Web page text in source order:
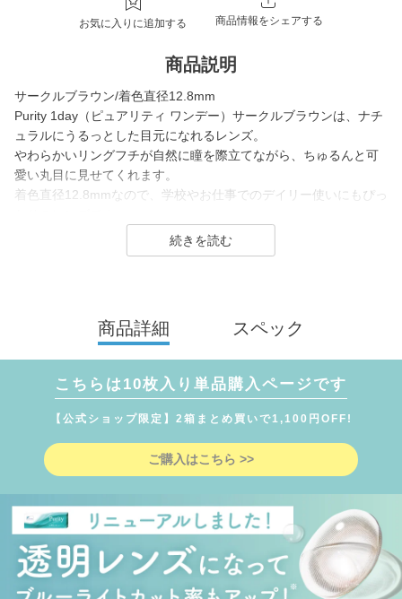
お気に入りに追加する 商品情報をシェアする
商品説明
サークルブラウン/着色直径12.8mm
Purity 1day（ピュアリティ ワンデー）サークルブラウンは、ナチ
ュラルにうるっとした目元になれるレンズ。
やわらかいリングフチが自然に瞳を際立てながら、ちゅるんと可
愛い丸目に見せてくれます。
着色直径12.8mmなので、学校やお仕事でのデイリー使いにもぴっ
Purity 1day（ピュアリティ ワンデー）は川津明日香さんがイメー
スマホやパソコンで疲れた瞳をケアしてくれるクリアレンズ・サ
ズは普段使いにぴったり。
年齢層や性別を問わず幅広くお使いいただけるラインナップで
商品詳細 スペック
こちらは10枚入り単品購入ページです
【公式ショップ限定】2箱まとめ買いで1,100円OFF!
ご購入はこちら >>